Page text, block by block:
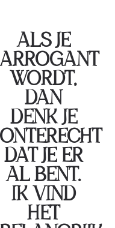
ALS JE
ARROGANT
WORDT,
DAN
DENK JE
ONTERECHT
DAT JE ER
AL BENT.
IK VIND
HET